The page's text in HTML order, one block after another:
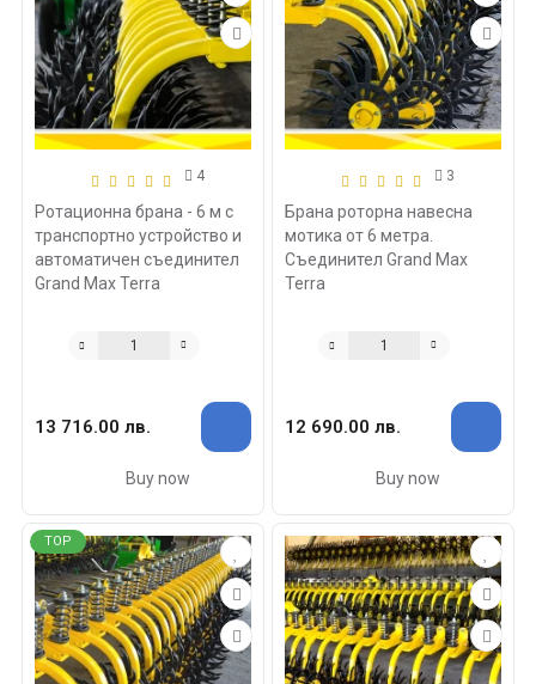
4
Ротационна брана - 6 м с
транспортно устройство и
автоматичен съединител
Grand Max Terra
13 716.00 лв.
Buy now
3
Брана роторна навесна
мотика от 6 метра.
Съединител Grand Max
Terra
12 690.00 лв.
Buy now
TOP